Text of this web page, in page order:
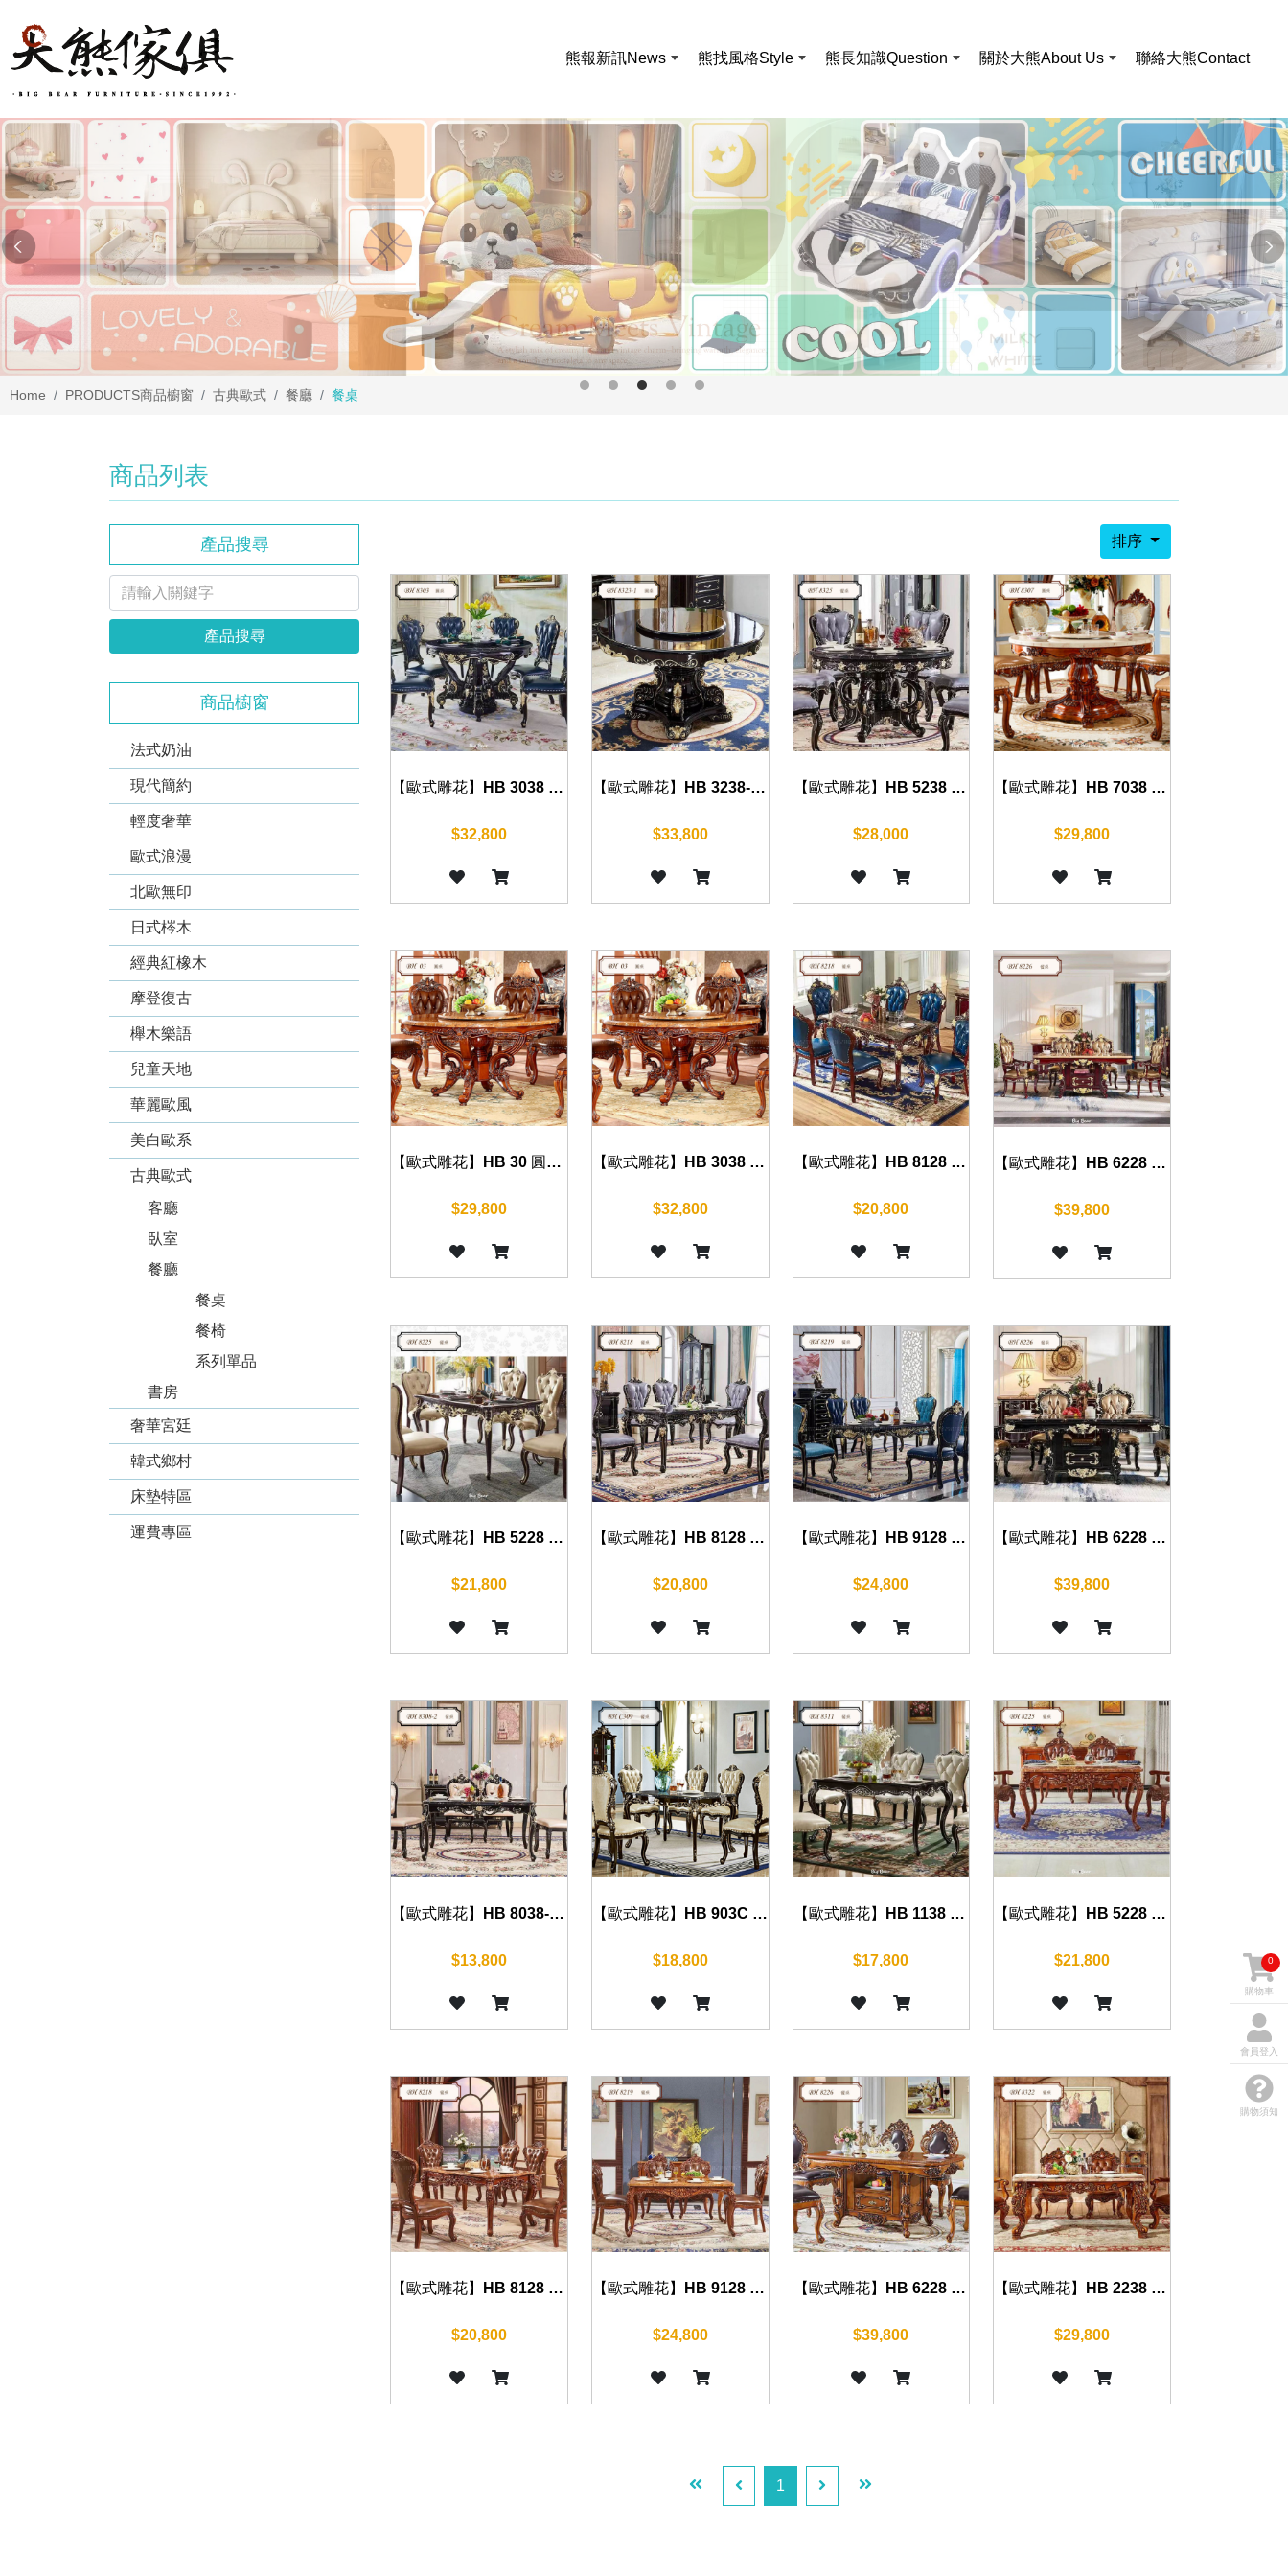
熊報新訊News 熊找風格Style 熊長知識Question 關於大熊About Us 聯絡大熊Contact
Home PRODUCTS商品櫥窗 古典歐式 餐廳 餐桌
商品列表
產品搜尋
產品搜尋
商品櫥窗
法式奶油
現代簡約
輕度奢華
歐式浪漫
北歐無印
日式梣木
經典紅橡木
摩登復古
櫸木樂語
兒童天地
華麗歐風
美白歐系
古典歐式
客廳
臥室
餐廳
餐桌
餐椅
系列單品
書房
奢華宮廷
韓式鄉村
床墊特區
運費專區
排序
【歐式雕花】HB 3038 圓桌(沉穩黑) 150cm
$32,800
【歐式雕花】HB 3238-1 圓桌(沉穩黑) 130cm/150cm/180cm
$33,800
【歐式雕花】HB 5238 圓桌(沉穩黑) 130cm/150cm/160cm/180cm
$28,000
【歐式雕花】HB 7038 圓桌(復古棕) 150cm
$29,800
【歐式雕花】HB 30 圓桌(復古棕) 130cm/150cm
$29,800
【歐式雕花】HB 3038 圓桌(復古棕) 150cm
$32,800
【歐式雕花】HB 8128 餐桌(古典紅) 130cm/150cm
$20,800
【歐式雕花】HB 6228 餐桌(古典紅) 160cm
$39,800
【歐式雕花】HB 5228 餐桌(沉穩黑) 150cm
$21,800
【歐式雕花】HB 8128 餐桌(沉穩黑) 130cm/150cm
$20,800
【歐式雕花】HB 9128 餐桌(沉穩黑) 150cm/160cm/180cm
$24,800
【歐式雕花】HB 6228 餐桌(沉穩黑) 160cm
$39,800
【歐式雕花】HB 8038-2 餐桌(沉穩黑) 130cm/150cm/160cm/180cm
$13,800
【歐式雕花】HB 903C 餐桌(沉穩黑) 150cm
$18,800
【歐式雕花】HB 1138 餐桌(沉穩黑) 130cm/150cm
$17,800
【歐式雕花】HB 5228 餐桌(復古棕) 150cm
$21,800
【歐式雕花】HB 8128 餐桌(復古棕) 130cm/150cm
$20,800
【歐式雕花】HB 9128 餐桌(復古棕) 150cm/160cm/180cm
$24,800
【歐式雕花】HB 6228 餐桌(復古棕) 160cm
$39,800
【歐式雕花】HB 2238 餐桌(復古棕) 150cm
$29,800
1
購物車
0
會員登入
購物須知